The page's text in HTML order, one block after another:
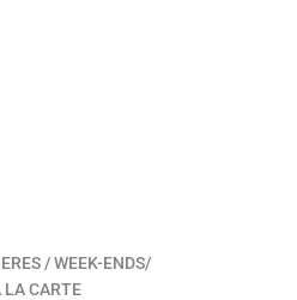
/ WEEK-ENDS/
LA CARTE